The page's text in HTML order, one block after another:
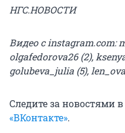
НГС.НОВОСТИ
Видео с instagram.com:
olgafedorova26 (2),
golubeva_julia (5),
Следите за новостями
«ВКонтакте».